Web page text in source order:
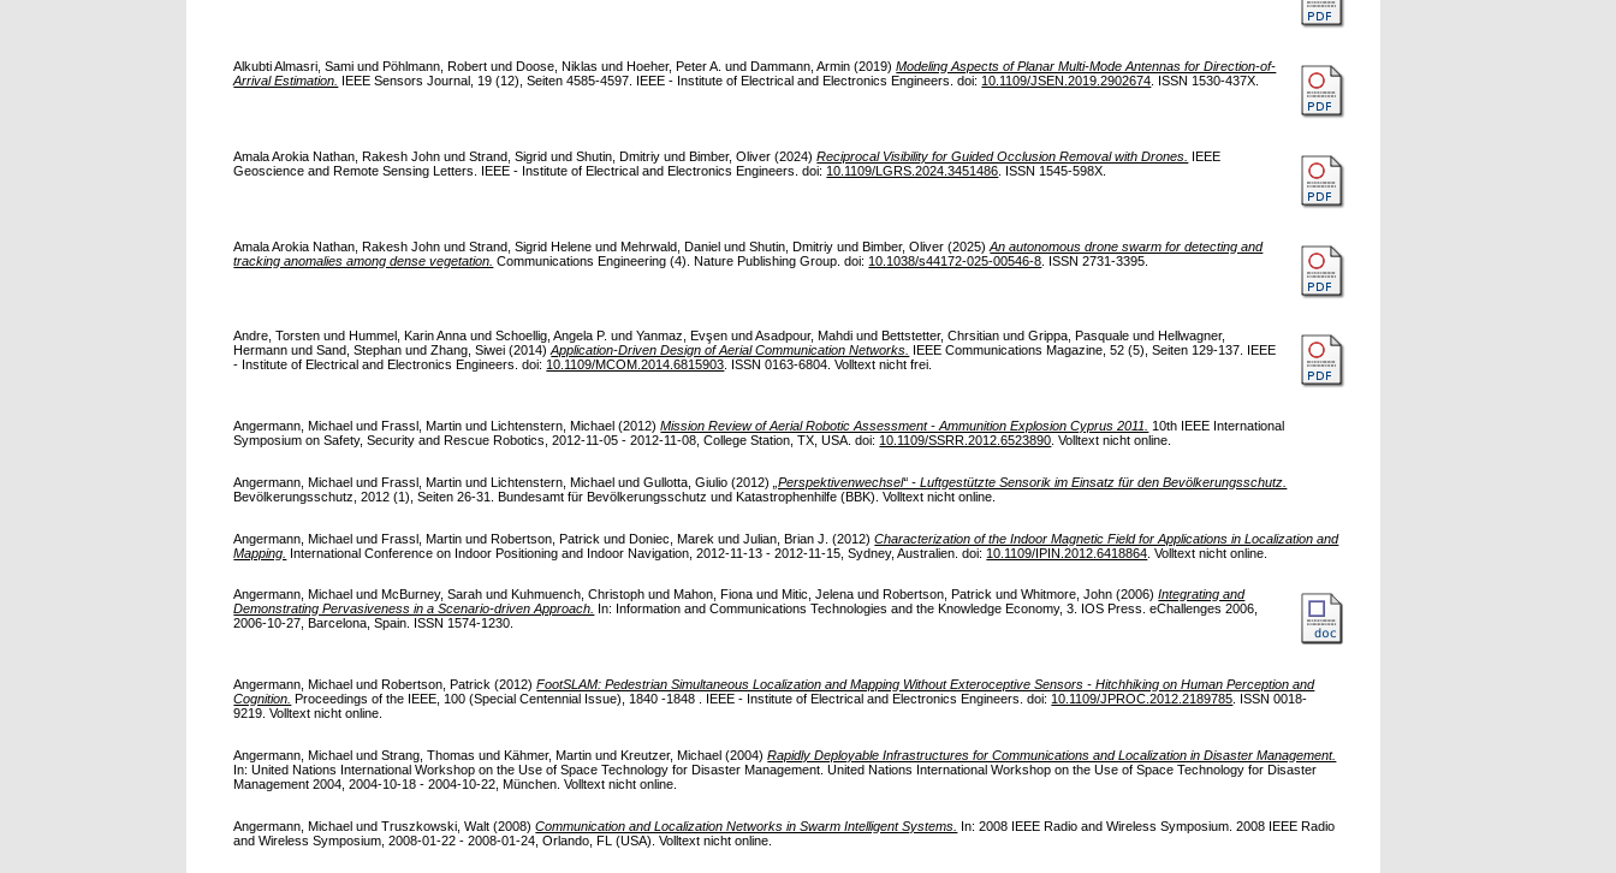
Alkubti Almasri, Sami undPöhlmann, Robert undDoose, Niklas undHoeher, Peter A. undDammann, Armin (2019)Modeling Aspects of Planar Multi-Mode Antennas for Direction-of-
Arrival Estimation. IEEE Sensors Journal, 19 (12), Seiten 4585-4597. IEEE - Institute of Electrical and Electronics Engineers. doi: 10.1109/JSEN.2019.2902674 . ISSN 1530-437X.
Amala Arokia Nathan, Rakesh John undStrand, Sigrid undShutin, Dmitriy undBimber, Oliver (2024)Reciprocal Visibility for Guided Occlusion Removal with Drones. IEEE
Geoscience and Remote Sensing Letters. IEEE - Institute of Electrical and Electronics Engineers. doi: 10.1109/LGRS.2024.3451486 . ISSN 1545-598X.
Amala Arokia Nathan, Rakesh John undStrand, Sigrid Helene undMehrwald, Daniel undShutin, Dmitriy undBimber, Oliver (2025)An autonomous drone swarm for detecting and
tracking anomalies among dense vegetation. Communications Engineering (4). Nature Publishing Group. doi: 10.1038/s44172-025-00546-8 . ISSN 2731-3395.
Andre, Torsten und Hummel, Karin Anna undSchoellig, Angela P. undYanmaz, Evşen undAsadpour, Mahdi und Bettstetter, Chrsitian undGrippa, Pasquale und Hellwagner,
Hermann undSand, Stephan undZhang, Siwei (2014)Application-Driven Design of Aerial Communication Networks.
IEEE Communications Magazine, 52 (5), Seiten 129-137. IEEE
- Institute of Electrical and Electronics Engineers. doi: 10.1109/MCOM.2014.6815903 . ISSN 0163-6804. Volltext nicht frei.
Angermann, Michael undFrassl, Martin undLichtenstern, Michael (2012)Mission Review of Aerial Robotic Assessment - Ammunition Explosion Cyprus 2011.
10th IEEE International
Symposium on Safety, Security and Rescue Robotics, 2012-11-05 - 2012-11-08, College Station, TX, USA. doi: 10.1109/SSRR.2012.6523890 . Volltext nicht online.
Angermann, Michael undFrassl, Martin undLichtenstern, Michael undGullotta, Giulio (2012)
„Perspektivenwechsel“ - Luftgestützte Sensorik im Einsatz für den Bevölkerungsschutz.
Bevölkerungsschutz, 2012 (1), Seiten 26-31. Bundesamt für Bevölkerungsschutz und Katastrophenhilfe (BBK). Volltext nicht online.
Angermann, Michael undFrassl, Martin undRobertson, Patrick undDoniec, Marek undJulian, Brian J. (2012)Characterization of the Indoor Magnetic Field for Applications in Localization and
Mapping. International Conference on Indoor Positioning and Indoor Navigation, 2012-11-13 - 2012-11-15, Sydney, Australien. doi: 10.1109/IPIN.2012.6418864 . Volltext nicht online.
Angermann, Michael und McBurney, Sarah und Kuhmuench, Christoph und Mahon, Fiona und Mitic, Jelena und Robertson, Patrick undWhitmore, John (2006)Integrating and
Demonstrating Pervasiveness in a Scenario-driven Approach.
In: Information and Communications Technologies and the Knowledge Economy, 3. IOS Press. eChallenges 2006,
2006-10-27, Barcelona, Spain. ISSN 1574-1230.
Angermann, Michael undRobertson, Patrick (2012)FootSLAM: Pedestrian Simultaneous Localization and Mapping Without Exteroceptive Sensors - Hitchhiking on Human Perception and
Cognition. Proceedings of the IEEE, 100 (Special Centennial Issue), 1840 -1848 . IEEE - Institute of Electrical and Electronics Engineers. doi: 10.1109/JPROC.2012.2189785 . ISSN 0018-
9219. Volltext nicht online.
Angermann, Michael undStrang, Thomas undKähmer, Martin undKreutzer, Michael (2004)Rapidly Deployable Infrastructures for Communications and Localization in Disaster Management.
In: United Nations International Workshop on the Use of Space Technology for Disaster Management. United Nations International Workshop on the Use of Space Technology for Disaster
Management 2004, 2004-10-18 - 2004-10-22, München. Volltext nicht online.
Angermann, Michael undTruszkowski, Walt (2008)Communication and Localization Networks in Swarm Intelligent Systems. In: 2008 IEEE Radio and Wireless Symposium. 2008 IEEE Radio
and Wireless Symposium, 2008-01-22 - 2008-01-24, Orlando, FL (USA). Volltext nicht online.